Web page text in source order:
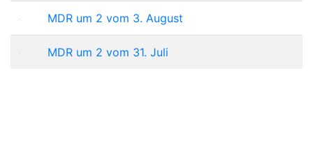
MDR um 2 vom 3. August
MDR um 2 vom 31. Juli